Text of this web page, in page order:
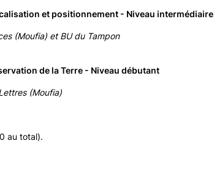
et positionnement - Niveau intermédiaire
(Moufia) et BU du Tampon
de la Terre - Niveau débutant
(Moufia)
au total).